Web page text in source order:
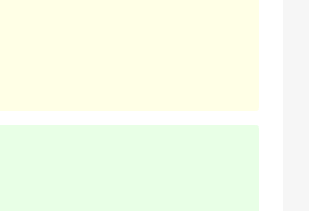
5.0